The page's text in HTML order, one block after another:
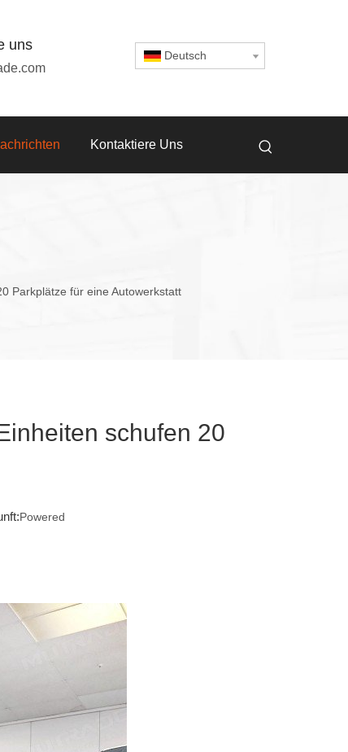
uns
Deutsch
Kontaktiere Uns
Parkplätze für eine Autowerkstatt
schufen 20
Powered